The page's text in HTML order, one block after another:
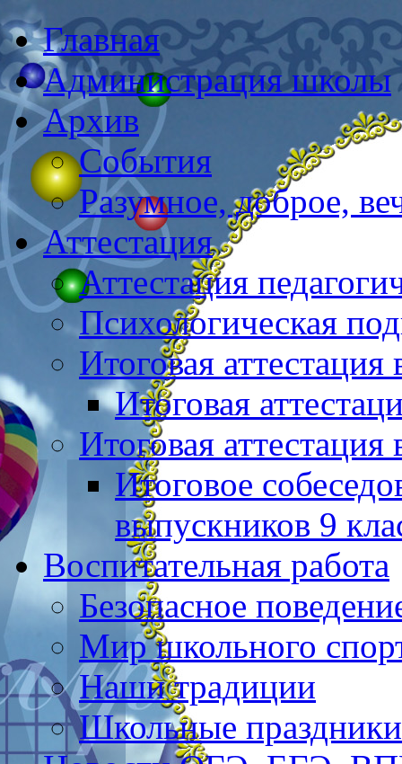
Главная
Администрация школы
Архив
События
Разумное, доброе,
Аттестация
Аттестация
Психологическая
Итоговая
Итоговая
Итоговая
Итоговое
выпускников 9
Воспитательная работа
Безопасное
Мир школьного
Наши традиции
Школьные праздники